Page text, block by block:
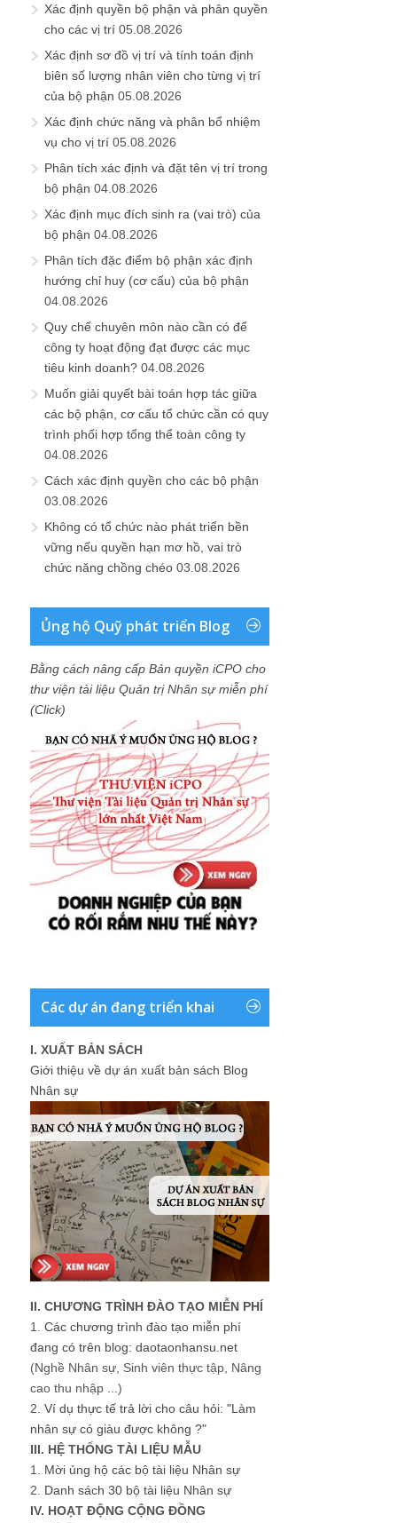
Xác định quyền bộ phận và phân quyền
cho các vị trí 05.08.2026
Xác định sơ đồ vị trí và tính toán định
biên số lượng nhân viên cho từng vị trí
của bộ phận 05.08.2026
Xác định chức năng và phân bổ nhiệm
vụ cho vị trí 05.08.2026
Phân tích xác định và đặt tên vị trí trong
bộ phận 04.08.2026
Xác định mục đích sinh ra (vai trò) của
bộ phận 04.08.2026
Phân tích đặc điểm bộ phận xác định
hướng chỉ huy (cơ cấu) của bộ phận
04.08.2026
Quy chế chuyên môn nào cần có để
công ty hoạt động đạt được các mục
tiêu kinh doanh? 04.08.2026
Muốn giải quyết bài toán hợp tác giữa
các bộ phận, cơ cấu tổ chức cần có quy
trình phối hợp tổng thể toàn công ty
04.08.2026
Cách xác định quyền cho các bộ phận
03.08.2026
Không có tổ chức nào phát triển bền
vững nếu quyền hạn mơ hồ, vai trò
chức năng chồng chéo 03.08.2026
Ủng hộ Quỹ phát triển Blog
Bằng cách nâng cấp Bản quyền iCPO cho
thư viện tài liệu Quản trị Nhân sự miễn phí
(Click)
Các dự án đang triển khai
I. XUẤT BẢN SÁCH
Giới thiệu về dự án xuất bản sách Blog
Nhân sự
II. CHƯƠNG TRÌNH ĐÀO TẠO MIỄN PHÍ
1. Các chương trình đào tạo miễn phí
đang có trên blog: daotaonhansu.net
(Nghề Nhân sự, Sinh viên thực tập, Nâng
cao thu nhập ...)
2. Ví dụ thực tế trả lời cho câu hỏi: "Làm
nhân sự có giàu được không ?"
III. HỆ THỐNG TÀI LIỆU MẪU
1. Mời ủng hộ các bộ tài liệu Nhân sự
2. Danh sách 30 bộ tài liệu Nhân sự
IV. HOẠT ĐỘNG CỘNG ĐỒNG